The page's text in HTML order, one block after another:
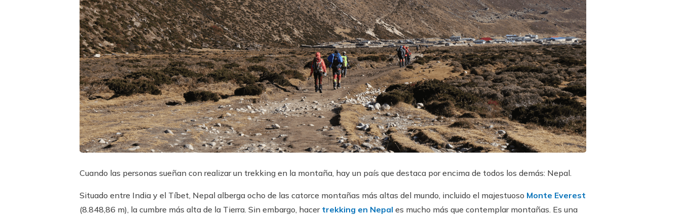
Cuando las personas sueñan con realizar un trekking en la montaña, hay un país que destaca por encima de todos los demás: Nepal.
Situado entre India y el Tíbet, Nepal alberga ocho de las catorce montañas más altas del mundo, incluido el majestuoso Monte Everest
(8.848,86 m), la cumbre más alta de la Tierra. Sin embargo, hacer trekking en Nepal es mucho más que contemplar montañas. Es una